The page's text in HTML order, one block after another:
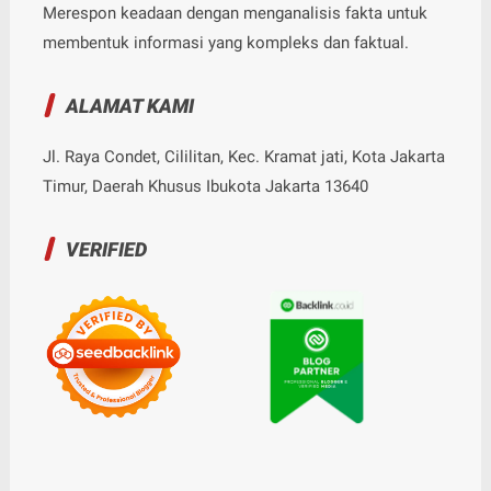
Merespon keadaan dengan menganalisis fakta untuk
membentuk informasi yang kompleks dan faktual.
ALAMAT KAMI
Jl. Raya Condet, Cililitan, Kec. Kramat jati, Kota Jakarta
Timur, Daerah Khusus Ibukota Jakarta 13640
VERIFIED